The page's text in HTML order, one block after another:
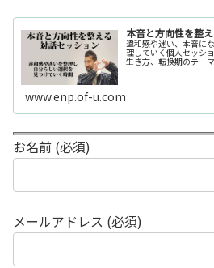
本音と方向性を整
違和感や迷い、本音に
理していく個人セッシ
生き方、転換期のテー
www.enp.of-u.com
お名前 (必須)
メールアドレス (必須)